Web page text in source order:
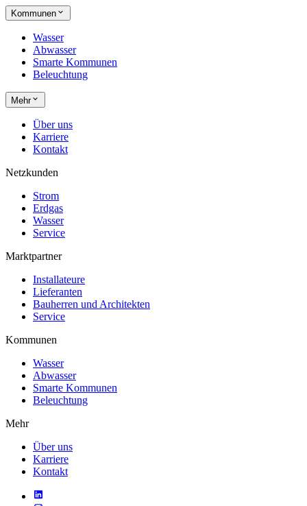
Kommunen
Wasser
Abwasser
Smarte Kommunen
Beleuchtung
Mehr
Über uns
Karriere
Kontakt
Netzkunden
Strom
Erdgas
Wasser
Service
Marktpartner
Installateure
Lieferanten
Bauherren und Architekten
Service
Kommunen
Wasser
Abwasser
Smarte Kommunen
Beleuchtung
Mehr
Über uns
Karriere
Kontakt